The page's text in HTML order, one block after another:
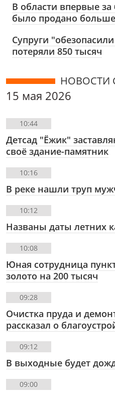
В области впервые за
было продано
Супруги
потеряли 850 тысяч
НОВОСТИ
15 мая 2026
10:44
Детсад "Ёжик"
своё здание-памятник
10:16
В реке нашли труп
10:12
Названы даты летних
10:08
Юная сотрудница
золото на 200 тысяч
09:28
Очистка пруда и
рассказал о
09:12
В выходные будет
09:00